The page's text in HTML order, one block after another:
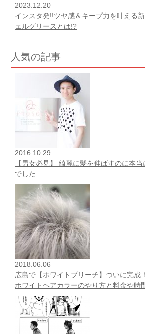
2023.12.20
インスタ発!!ツヤ感＆キープ力を叶える
ェルグリースとは!?
人気の記事
2016.10.29
【男女必見】 綺麗に髪を伸ばすのに本
でした
2018.06.06
広島で【ホワイトブリーチ】ついに完成
ホワイトヘアカラーのやり方と料金や時